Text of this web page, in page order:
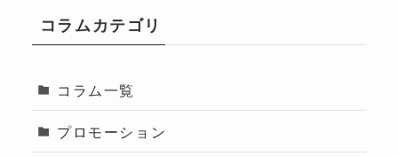
コラムカテゴリ
コラム一覧
プロモーション